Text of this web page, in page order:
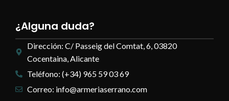
¿Alguna duda?
Dirección: C/ Passeig del Comtat, 6, 03820
Cocentaina, Alicante
Teléfono: (+34) 965 59 03 69
Correo: info@armeriaserrano.com